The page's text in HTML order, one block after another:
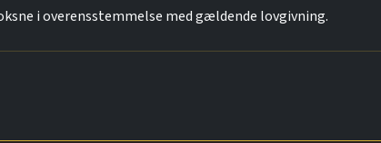
i overensstemmelse med gældende lovgivning.